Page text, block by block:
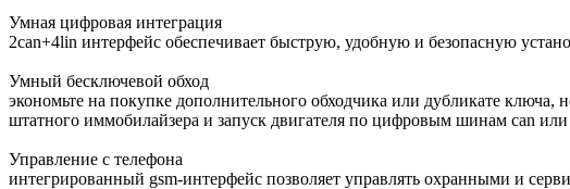
Умная цифровая интеграция
2can+4lin интерфейс обеспечивает быструю, удобную и безопасную
Умный бесключевой обход
экономьте на покупке дополнительного обходчика или дубликате ключа,
штатного иммобилайзера и запуск двигателя по цифровым шинам can
Управление с телефона
интегрированный gsm-интерфейс позволяет управлять охранными и